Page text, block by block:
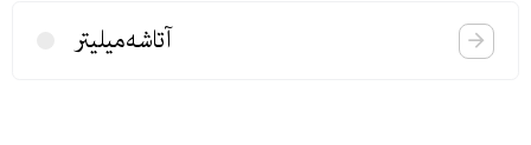
آتاشه‌میلیتر